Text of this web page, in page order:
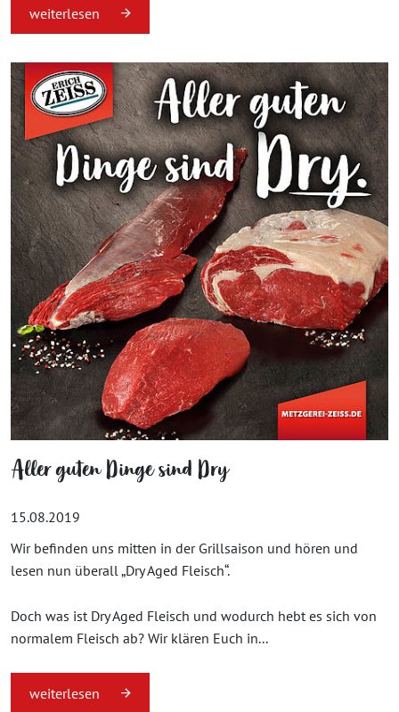
weiterlesen
Aller guten Dinge sind Dry
15.08.2019
Wir befinden uns mitten in der Grillsaison und hören und
lesen nun überall „Dry Aged Fleisch“.
Doch was ist Dry Aged Fleisch und wodurch hebt es sich von
normalem Fleisch ab? Wir klären Euch in...
weiterlesen